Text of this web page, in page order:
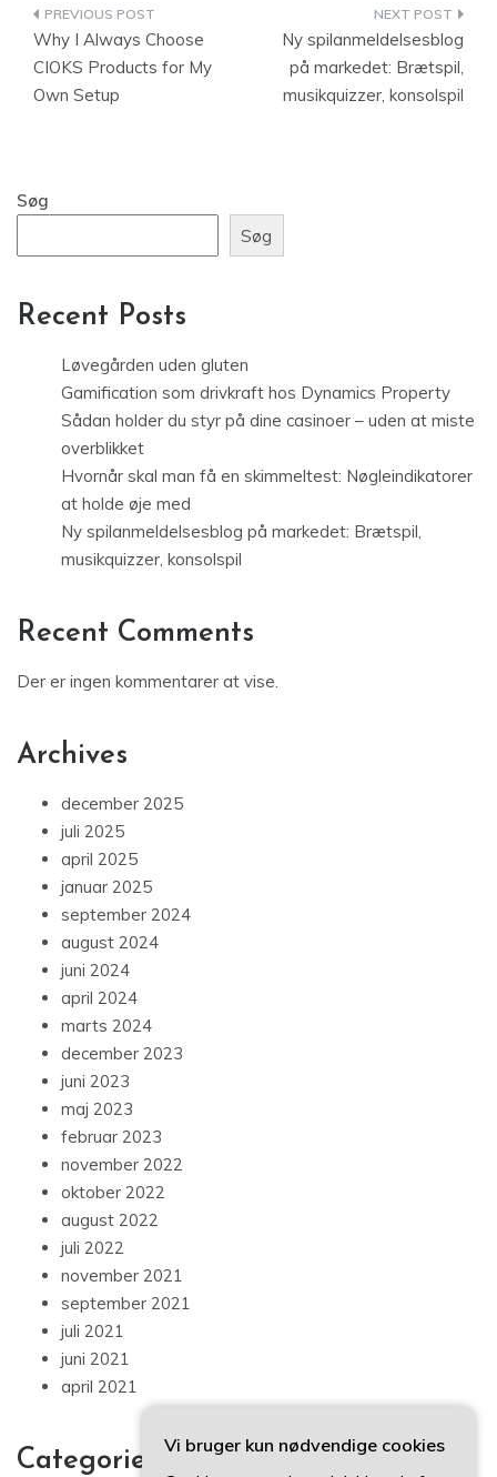
Indlægsnavigation
Why I Always Choose
CIOKS Products for My
Own Setup
Ny spilanmeldelsesblog
på markedet: Brætspil,
musikquizzer, konsolspil
Søg
Søg
Recent Posts
Løvegården uden gluten
Gamification som drivkraft hos Dynamics Property
Sådan holder du styr på dine casinoer – uden at miste
overblikket
Hvornår skal man få en skimmeltest: Nøgleindikatorer
at holde øje med
Ny spilanmeldelsesblog på markedet: Brætspil,
musikquizzer, konsolspil
Recent Comments
Der er ingen kommentarer at vise.
Archives
december 2025
juli 2025
april 2025
januar 2025
september 2024
august 2024
juni 2024
april 2024
marts 2024
december 2023
juni 2023
maj 2023
februar 2023
november 2022
oktober 2022
august 2022
juli 2022
november 2021
september 2021
juli 2021
juni 2021
april 2021
Categories
Vi bruger kun nødvendige cookies